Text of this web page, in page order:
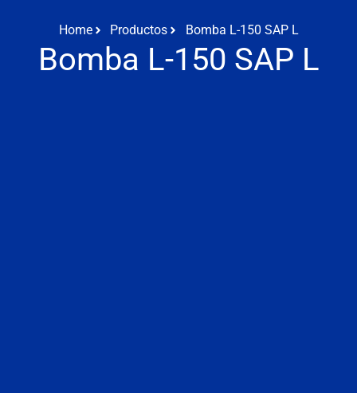
Home Productos Bomba L-150 SAP L
Bomba L-150 SAP L